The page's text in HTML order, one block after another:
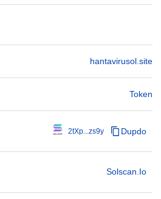
hantavirusol.site
Token
2tXp...zs9y Dupdo
Solscan.io